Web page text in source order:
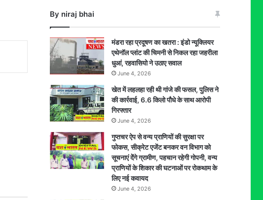
भर
भी
चली,
रेलवे
ने
लगाया
ब्रेक!
By niraj bhai
मंडरा रहा प्रदूषण का खतरा : इंडो न्यूक्लियर
एथेनॉल प्लांट की चिमनी से निकल रहा जहरीला
धुआं, रहवासियो ने उठाए सवाल
June 4, 2026
खेत में लहलहा रही थी गांजे की फसल, पुलिस ने
की कार्रवाई, 6.6 किलो पौधे के साथ आरोपी
गिरफ्तार
June 4, 2026
गुप्तचर ऐप से वन्य प्राणियों की सुरक्षा पर
फोकस, सीक्रेट एजेंट बनकर वन विभाग को
सूचनाएं देेंगे ग्रामीण, पहचान रहेगी गोपनी, वन्य
प्राणियों के शिकार की घटनाओं पर रोकथाम के
लिए नई कवायद
June 4, 2026